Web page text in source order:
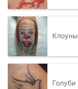
Клоуны
Голуби